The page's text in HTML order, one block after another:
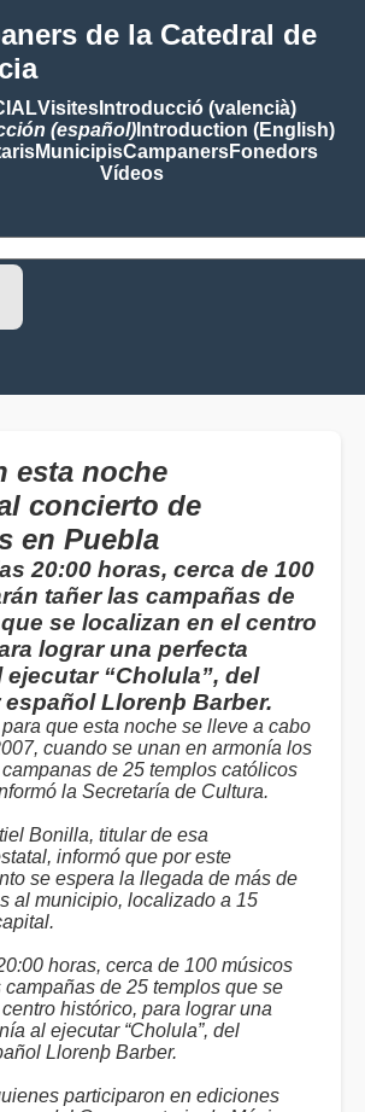
de la Catedral de
VisitesIntroducció (valencià)
(español)Introduction (English)
MunicipisCampanersFonedors
Vídeos
esta noche
concierto de
en Puebla
20:00 horas, cerca de 100
tañer las campañas de
se localizan en el centro
lograr una perfecta
“Cholula”, del
Llorenþ Barber.
que esta noche se lleve a cabo
cuando se unan en armonía los
de 25 templos católicos
la Secretaría de Cultura.
Bonilla, titular de esa
informó que por este
se espera la llegada de más de
al municipio, localizado a 15
horas, cerca de 100 músicos
campañas de 25 templos que se
histórico, para lograr una
al ejecutar “Cholula”, del
Llorenþ Barber.
participaron en ediciones